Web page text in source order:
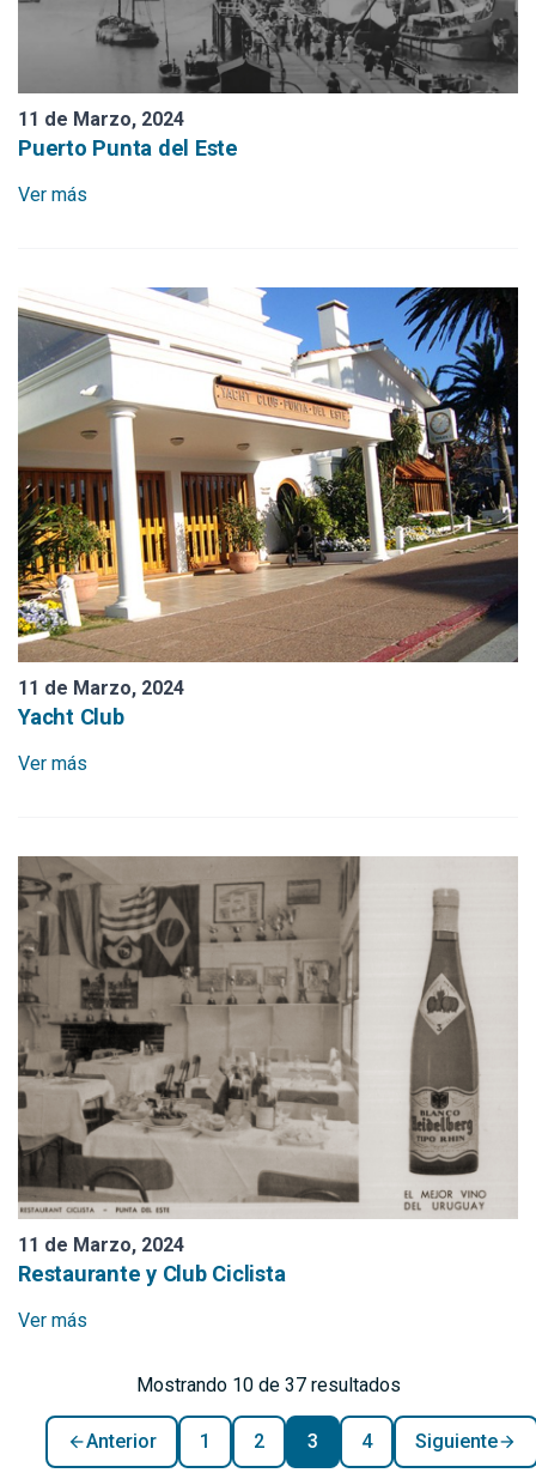
11 de Marzo, 2024
Puerto Punta del Este
Ver más
11 de Marzo, 2024
Yacht Club
Ver más
11 de Marzo, 2024
Restaurante y Club Ciclista
Ver más
Mostrando 10 de 37 resultados
Anterior 1 2 3 4 Siguiente